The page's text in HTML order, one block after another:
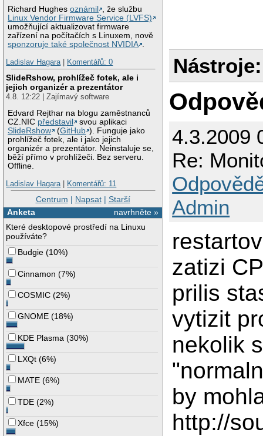
Richard Hughesoznámil
, že službu
Linux Vendor Firmware Service (LVFS)
umožňující aktualizovat firmware
zařízení na počítačích s Linuxem, nově
sponzoruje také společnost NVIDIA .
Ladislav Hagara| Komentářů: 0
SlideRshow, prohlížeč fotek, ale i
jejich organizér a prezentátor
4.8. 12:22 | Zajímavý software
Edvard Rejthar na blogu zaměstnanců
CZ.NIC představil
svou aplikaci
SlideRshow
(GitHub ). Funguje jako
prohlížeč fotek, ale i jako jejich
organizér a prezentátor. Neinstaluje se,
běží přímo v prohlížeči. Bez serveru.
Offline.
Ladislav Hagara| Komentářů: 11
Centrum | Napsat| Starší
navrhněte »
Anketa
Které desktopové prostředí na Linuxu
používáte?
Budgie (10%)
Cinnamon (7%)
COSMIC (2%)
GNOME (18%)
KDE Plasma (30%)
LXQt (6%)
MATE (6%)
TDE (2%)
Xfce (15%)
Nástroje:
4.3.2009
Re:
Admin
zatizi
prilis
vytizit
nekolik
by
http://